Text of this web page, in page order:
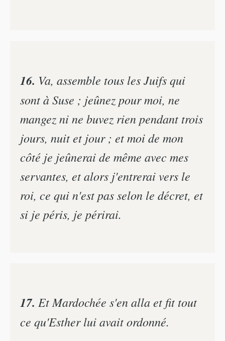
16. Va, assemble tous les Juifs qui
sont à Suse ; jeûnez pour moi, ne
mangez ni ne buvez rien pendant trois
jours, nuit et jour ; et moi de mon
côté je jeûnerai de même avec mes
servantes, et alors j'entrerai vers le
roi, ce qui n'est pas selon le décret, et
si je péris, je périrai.
17. Et Mardochée s'en alla et fit tout
ce qu'Esther lui avait ordonné.